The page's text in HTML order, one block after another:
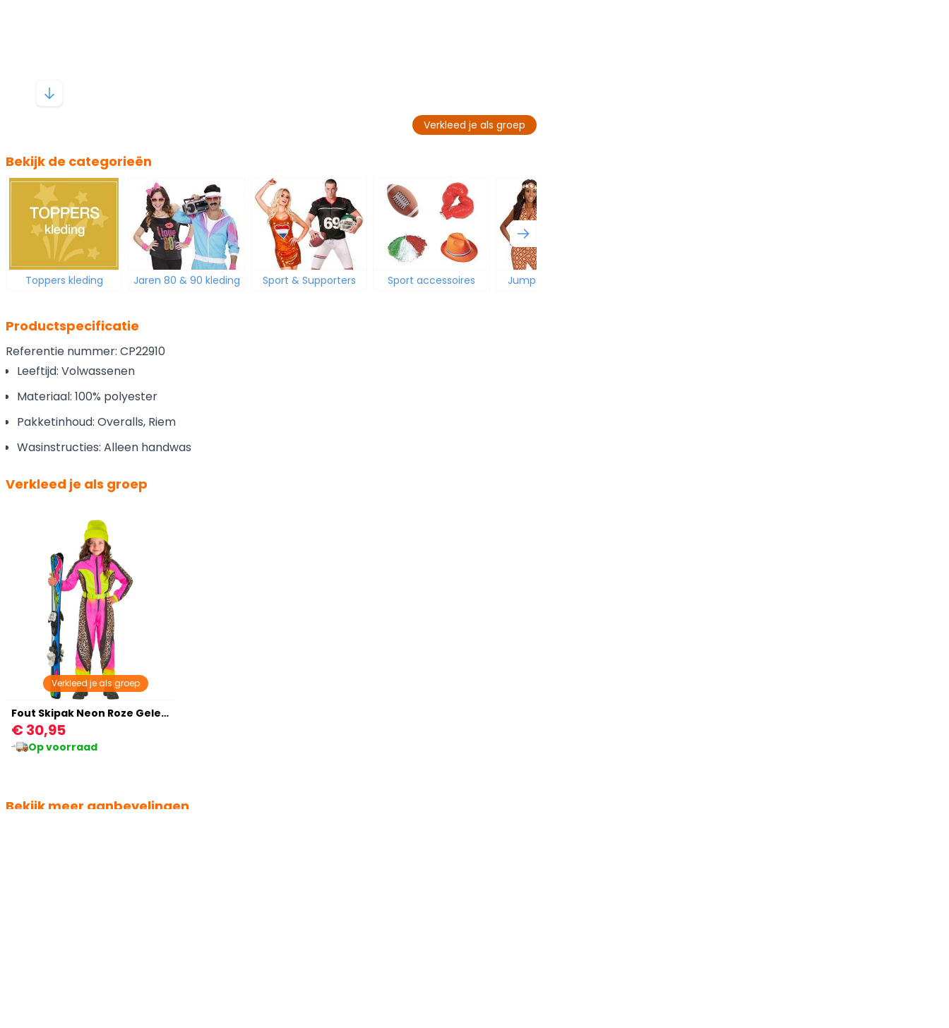
Verkleed je als groep
Bekijk de categorieën
Toppers kleding Jaren 80 & 90 kleding Sport & Supporters Sport accessoires Jumpsuit carnaval
Productspecificatie
Referentie nummer: CP22910
Leeftijd: Volwassenen
Materiaal: 100% polyester
Pakketinhoud: Overalls, Riem
Wasinstructies: Alleen handwas
Verkleed je als groep
Verkleed je als groep
Fout Skipak Neon Roze Gele Luipaard Meisjes
€ 30,95
Op voorraad
Bekijk meer aanbevelingen